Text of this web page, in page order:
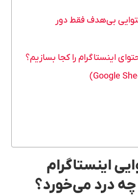
بی‌هدف فقط دور
اینستاگرام را کجا بسازیم؟
اینستاگرام
درد می‌خورد؟